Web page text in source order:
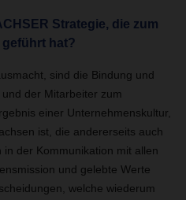
Strategie, die zum
hat?
sind die Bindung und
der Mitarbeiter zum
einer Unternehmenskultur,
ist, die andererseits auch
der Kommunikation mit allen
und gelebte Werte
welche wiederum